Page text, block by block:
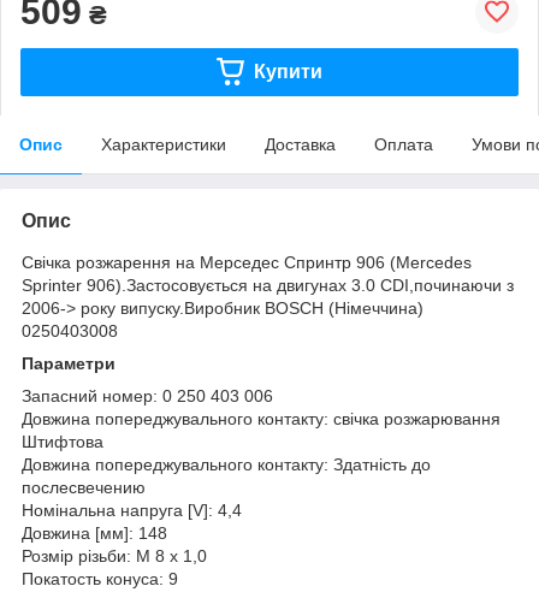
509 ₴
Купити
Опис Характеристики Доставка Оплата Умови
Опис
Свічка розжарення на Мерседес Спринтр 906 (Mercedes
Sprinter 906).Застосовується на двигунах 3.0 CDI,починаючи з
2006-> року випуску.Виробник BOSCH (Німеччина)
0250403008
Параметри
Запасний номер: 0 250 403 006
Довжина попереджувального контакту: свічка розжарювання
Штифтова
Довжина попереджувального контакту: Здатність до
послесвечению
Номінальна напруга [V]: 4,4
Довжина [мм]: 148
Розмір різьби: M 8 x 1,0
Покатость конуса: 9